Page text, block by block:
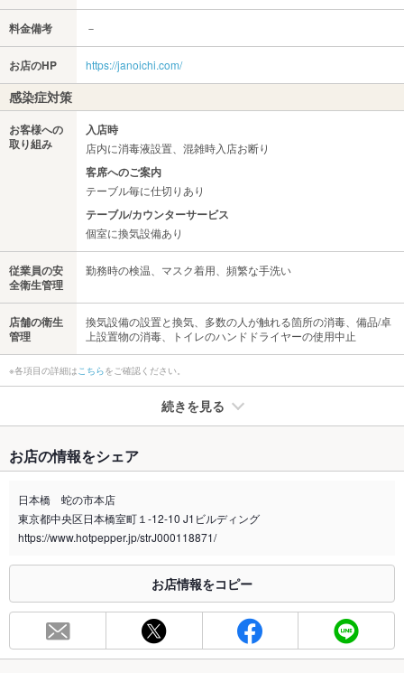
料金備考 －
お店のHP https://janoichi.com/
感染症対策
お客様への
取り組み
入店時
店内に消毒液設置、混雑時入店お断り
客席へのご案内
テーブル毎に仕切りあり
テーブル/カウンターサービス
個室に換気設備あり
従業員の安
全衛生管理
勤務時の検温、マスク着用、頻繁な手洗い
店舗の衛生
管理
換気設備の設置と換気、多数の人が触れる箇所の消毒、備品/卓
上設置物の消毒、トイレのハンドドライヤーの使用中止
※各項目の詳細は こちらをご確認ください。
続きを見る
禁煙・喫煙
全席禁煙
喫煙専用室 なし
合わせください。
お席
お店の情報をシェア
日本橋 蛇の市本店
東京都中央区日本橋室町１-12-10 J1ビルディング
https://www.hotpepper.jp/strJ000118871/
お店情報をコピー